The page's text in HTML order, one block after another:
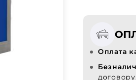
Оплата